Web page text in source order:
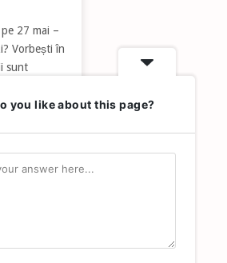
27 mai –
Vorbești în
sunt
you like about this page?